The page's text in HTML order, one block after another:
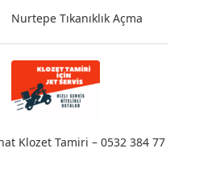
Nurtepe Tıkanıklık Açma
Klozet Tamiri – 0532 384 77